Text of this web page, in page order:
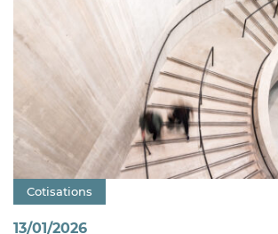
Catégorie : "
Cotisations
13/01/2026